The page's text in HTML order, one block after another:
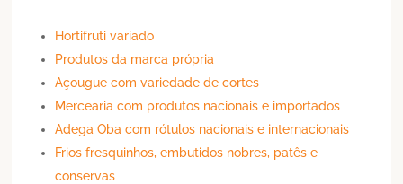
Hortifruti variado
Produtos da marca própria
Açougue com variedade de cortes
Mercearia com produtos nacionais e importados
Adega Oba com rótulos nacionais e internacionais
Frios fresquinhos, embutidos nobres, patês e
conservas